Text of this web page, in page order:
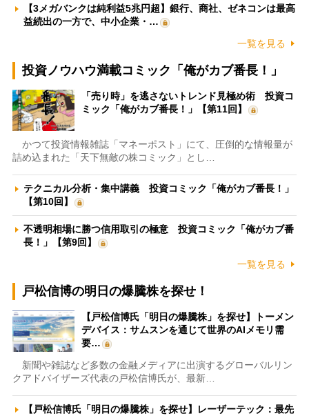
【3メガバンクは純利益5兆円超】銀行、商社、ゼネコンは最高
益続出の一方で、中小企業・…
一覧を見る
投資ノウハウ満載コミック「俺がカブ番長！」
「売り時」を逃さないトレンド見極め術 投資コ
ミック「俺がカブ番長！」【第11回】
かつて投資情報雑誌「マネーポスト」にて、圧倒的な情報量が
詰め込まれた「天下無敵の株コミック」とし…
テクニカル分析・集中講義 投資コミック「俺がカブ番長！」
【第10回】
不透明相場に勝つ信用取引の極意 投資コミック「俺がカブ番
長！」【第9回】
一覧を見る
戸松信博の明日の爆騰株を探せ！
【戸松信博氏「明日の爆騰株」を探せ】トーメン
デバイス：サムスンを通じて世界のAIメモリ需
要…
新聞や雑誌など多数の金融メディアに出演するグローバルリン
クアドバイザーズ代表の戸松信博氏が、最新…
【戸松信博氏「明日の爆騰株」を探せ】レーザーテック：最先